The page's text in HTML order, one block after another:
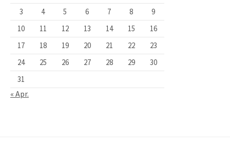
3
4 5 6 7 8
9
10
11 12 13 14 15
16
17
18 19 20 21 22
23
24
25 26 27 28 29
30
31
« Apr.